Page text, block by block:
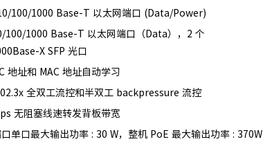
100/1000 Base-T 以太网端口 (Data/Power)
100/1000 Base-T 以太网端口（Data），2 个
X SFP 光口
地址和 MAC 地址自动学习
全双工流控和半双工 backpressure 流控
无阻塞线速转发背板带宽
单口最大输出功率 : 30 W，整机 PoE 最大输出功率 : 370W